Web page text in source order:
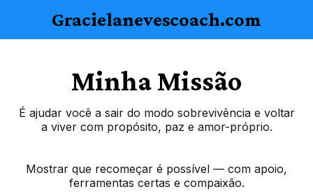
Gracielanevescoach.com
Minha Missão
É ajudar você a sair do modo sobrevivência e voltar
a viver com propósito, paz e amor-próprio.
Mostrar que recomeçar é possível — com apoio,
ferramentas certas e compaixão.